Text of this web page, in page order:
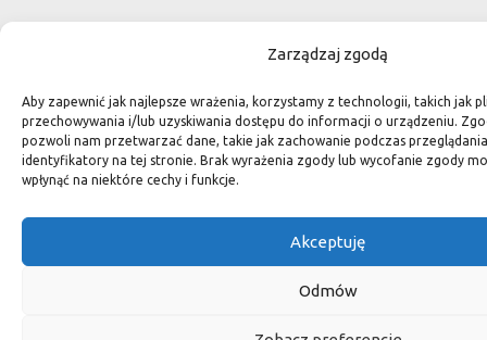
Zarządzaj zgodą
Aby zapewnić jak najlepsze wrażenia, korzystamy z technologii, takich jak
przechowywania i/lub uzyskiwania dostępu do informacji o urządzeniu.
pozwoli nam przetwarzać dane, takie jak zachowanie podczas
identyfikatory na tej stronie. Brak wyrażenia zgody lub wycofanie zgody
wpłynąć na niektóre cechy i funkcje.
Akceptuję
Odmów